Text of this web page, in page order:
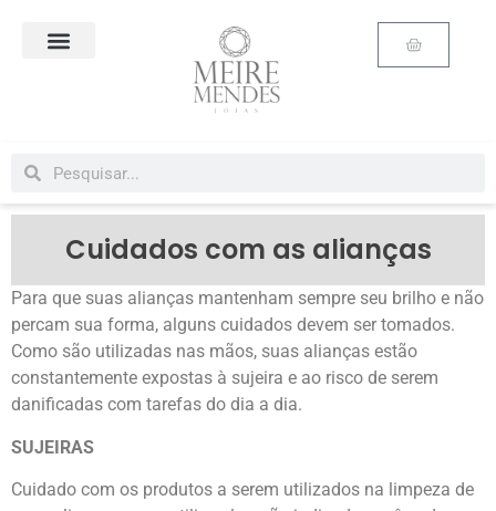
Cuidados com as alianças
Para que suas alianças mantenham sempre seu brilho e não
percam sua forma, alguns cuidados devem ser tomados.
Como são utilizadas nas mãos, suas alianças estão
constantemente expostas à sujeira e ao risco de serem
danificadas com tarefas do dia a dia.
SUJEIRAS
Cuidado com os produtos a serem utilizados na limpeza de